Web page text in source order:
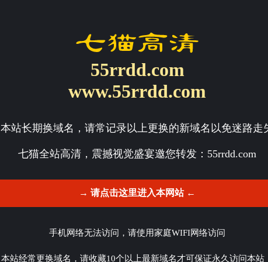
55rrdd.com
www.55rrdd.com
本站长期换域名，请常记录以上更换的新域名以免迷路走
七猫全站高清，震撼视觉盛宴邀您转发： 55rrdd.com
→ 请点击这里进入本网站 ←
手机网络无法访问，请使用家庭WIFI网络访问
本站经常更换域名，请收藏10个以上最新域名才可保证永久访问本站